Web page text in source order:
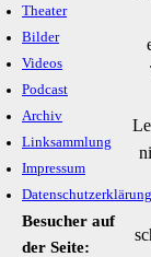
Theater
Bilder
Videos
Podcast
Archiv
Linksammlung
Impressum
Datenschutzerklärung
Besucher auf
der Seite: